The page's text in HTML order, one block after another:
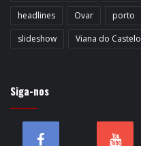
headlines
Ovar porto
slideshow
Viana do Castelo
Siga-nos